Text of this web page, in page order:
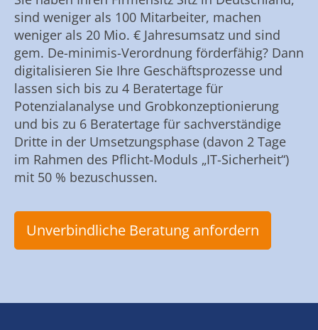
sind weniger als 100 Mitarbeiter, machen
weniger als 20 Mio. € Jahresumsatz und sind
gem. De-minimis-Verordnung förderfähig? Dann
digitalisieren Sie Ihre Geschäftsprozesse und
lassen sich bis zu 4 Beratertage für
Potenzialanalyse und Grobkonzeptionierung
und bis zu 6 Beratertage für sachverständige
Dritte in der Umsetzungsphase (davon 2 Tage
im Rahmen des Pflicht-Moduls „IT-Sicherheit“)
mit 50 % bezuschussen.
Unverbindliche Beratung anfordern